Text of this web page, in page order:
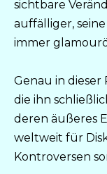
sichtbare
auffälliger,
immer
Genau in
die ihn
deren äußeres
weltweit für
Kontroversen